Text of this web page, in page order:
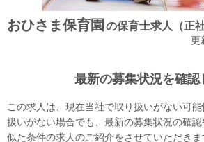
おひさま保育園 の保育士求人（正社
更
最新の募集状況を確認
この求人は、現在当社で取り扱いがない可
扱いがない場合でも、最新の募集状況の確
似た条件の求人のご紹介をさせていただき